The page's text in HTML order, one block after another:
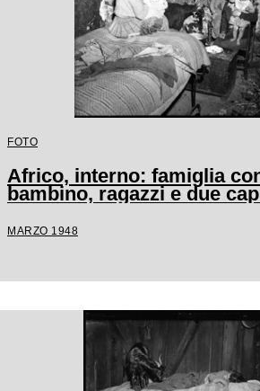
FOTO
Africo, interno: famiglia
bambino, ragazzi e due
MARZO 1948